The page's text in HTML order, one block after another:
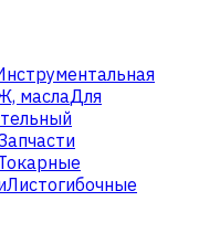
маслаДля
Листогибочные